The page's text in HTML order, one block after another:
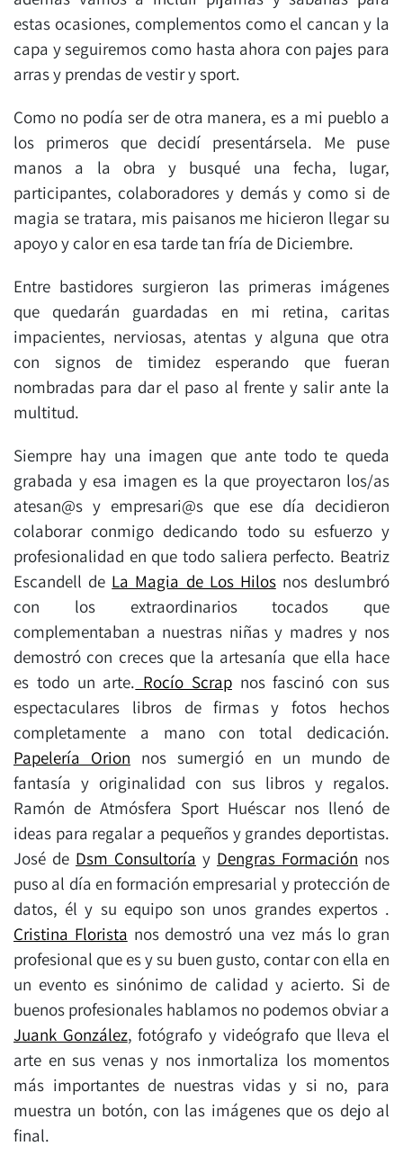
estas ocasiones, complementos como el cancan y la
capa y seguiremos como hasta ahora con pajes para
arras y prendas de vestir y sport.
Como no podía ser de otra manera, es a mi pueblo a
los primeros que decidí presentársela. Me puse
manos a la obra y busqué una fecha, lugar,
participantes, colaboradores y demás y como si de
magia se tratara, mis paisanos me hicieron llegar su
apoyo y calor en esa tarde tan fría de Diciembre.
Entre bastidores surgieron las primeras imágenes
que quedarán guardadas en mi retina, caritas
impacientes, nerviosas, atentas y alguna que otra
con signos de timidez esperando que fueran
nombradas para dar el paso al frente y salir ante la
multitud.
Siempre hay una imagen que ante todo te queda
grabada y esa imagen es la que proyectaron los/as
atesan@s y empresari@s que ese día decidieron
colaborar conmigo dedicando todo su esfuerzo y
profesionalidad en que todo saliera perfecto. Beatriz
Escandell de La Magia de Los Hilosnos deslumbró
con los extraordinarios tocados que
complementaban a nuestras niñas y madres y nos
demostró con creces que la artesanía que ella hace
es todo un arte. Rocío Scrapnos fascinó con sus
espectaculares libros de firmas y fotos hechos
completamente a mano con total dedicación.
Papelería Orion nos sumergió en un mundo de
fantasía y originalidad con sus libros y regalos.
Ramón de Atmósfera Sport Huéscar nos llenó de
ideas para regalar a pequeños y grandes deportistas.
José de Dsm Consultoría y Dengras Formación nos
puso al día en formación empresarial y protección de
datos, él y su equipo son unos grandes expertos .
Cristina Florista nos demostró una vez más lo gran
profesional que es y su buen gusto, contar con ella en
un evento es sinónimo de calidad y acierto. Si de
buenos profesionales hablamos no podemos obviar a
Juank González, fotógrafo y videógrafo que lleva el
arte en sus venas y nos inmortaliza los momentos
más importantes de nuestras vidas y si no, para
muestra un botón, con las imágenes que os dejo al
final.